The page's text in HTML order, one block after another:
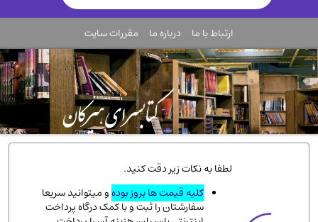
رمان و داستان ایرانی(307)
روانشناسی(357)
انگلیسی و زبان خارجی(14)
کودکان و نوجوانان(76)
کتب نادر و کمیاب(19)
روانشناسی(112)
طب گیاهی و سنتی(45)
فلسفه و جامعه شناسی(151)
ادبیات و شعر
ارتباط با ما درباره ما مقررات سایت
لطفا به نکات زیر دقت کنید.
کلیه قیمت ها بروز بودهو میتوانید سریعا
سفارشتان را ثبت و با کمک درگاه پرداخت